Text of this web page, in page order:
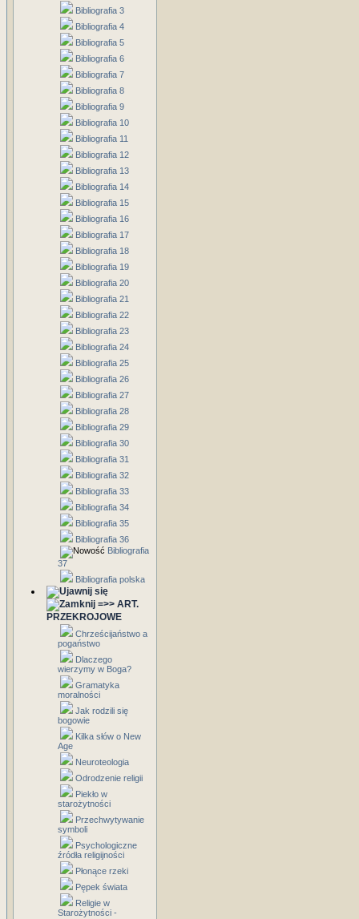
Bibliografia 3
Bibliografia 4
Bibliografia 5
Bibliografia 6
Bibliografia 7
Bibliografia 8
Bibliografia 9
Bibliografia 10
Bibliografia 11
Bibliografia 12
Bibliografia 13
Bibliografia 14
Bibliografia 15
Bibliografia 16
Bibliografia 17
Bibliografia 18
Bibliografia 19
Bibliografia 20
Bibliografia 21
Bibliografia 22
Bibliografia 23
Bibliografia 24
Bibliografia 25
Bibliografia 26
Bibliografia 27
Bibliografia 28
Bibliografia 29
Bibliografia 30
Bibliografia 31
Bibliografia 32
Bibliografia 33
Bibliografia 34
Bibliografia 35
Bibliografia 36
Bibliografia
37
Bibliografia polska
=>> ART.
PRZEKROJOWE
Chrześcijaństwo a
pogaństwo
Dlaczego
wierzymy w Boga?
Gramatyka
moralności
Jak rodzili się
bogowie
Kilka słów o New
Age
Neuroteologia
Odrodzenie religii
Piekło w
starożytności
Przechwytywanie
symboli
Psychologiczne
źródła religijności
Płonące rzeki
Pępek świata
Religie w
Starożytności -